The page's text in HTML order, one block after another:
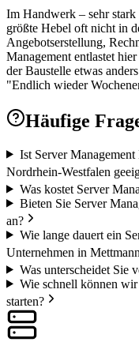
Im Handwerk – sehr
größte Hebel oft nicht in
Angebotserstellung,
Management entlastet
der Baustelle etwas
"Endlich wieder
Häufige
Ist Server
Nordrhein-Westfalen
Was kostet Server
Bieten Sie Server
an?
Wie lange dauert ein
Unternehmen in
Was unterscheidet Sie
Wie schnell können
starten?